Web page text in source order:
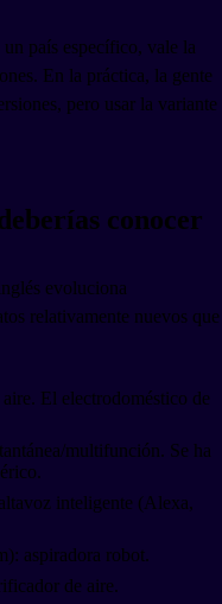
país específico, vale la
En la práctica, la gente
pero usar la variante
conocer
evoluciona
relativamente nuevos que
aire. El electrodoméstico de
multifunción. Se ha
altavoz inteligente (Alexa,
aspiradora robot.
de aire.